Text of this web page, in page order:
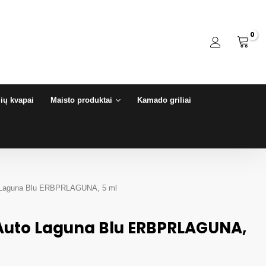
kvapai Maisto produktai Kamado griliai
Blu ERBPRLAGUNA, 5 ml
Laguna Blu ERBPRLAGUNA,